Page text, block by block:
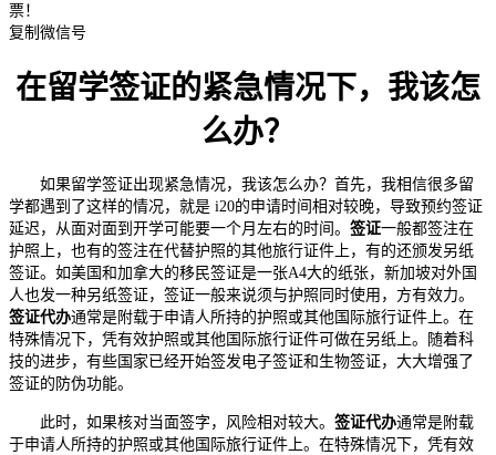
票！
复制微信号
在留学签证的紧急情况下，我该怎
么办？
如果留学签证出现紧急情况，我该怎么办？首先，我相信很多留
学都遇到了这样的情况，就是 i20的申请时间相对较晚，导致预约签证
延迟，从面对面到开学可能要一个月左右的时间。 签证一般都签注在
护照上，也有的签注在代替护照的其他旅行证件上，有的还颁发另纸
签证。如美国和加拿大的移民签证是一张A4大的纸张，新加坡对外国
人也发一种另纸签证，签证一般来说须与护照同时使用，方有效力。
签证代办通常是附载于申请人所持的护照或其他国际旅行证件上。在
特殊情况下，凭有效护照或其他国际旅行证件可做在另纸上。随着科
技的进步，有些国家已经开始签发电子签证和生物签证，大大增强了
签证的防伪功能。
此时，如果核对当面签字，风险相对较大。 签证代办通常是附载
于申请人所持的护照或其他国际旅行证件上。在特殊情况下，凭有效